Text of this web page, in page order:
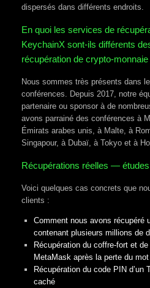
dispersés dans différents endroits.
En quoi les services de
KeychainX sont-ils différents
récupération de crypto-monnaie
Nous sommes très présents dans
conférences. Depuis 2017, notre
partenaire ou sponsor à de
avons parrainé des conférences à
Émirats arabes unis, à Malte, à
Singapour, à Dubaï, à Tokyo et à
Récupérations réelles —
Voici quelques cas concrets que
clients :
Comment nous avons récupéré
contenant plusieurs millions de
Récupération du coffre-fort et
MetaMask après la perte du
Récupération du code PIN d’un
caché